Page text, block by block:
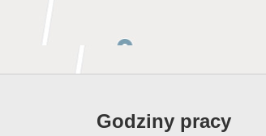
Godziny pracy